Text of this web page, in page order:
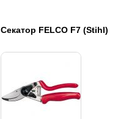
Секатор FELCO F7 (Stihl)